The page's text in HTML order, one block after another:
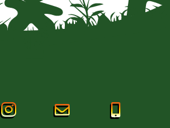
  